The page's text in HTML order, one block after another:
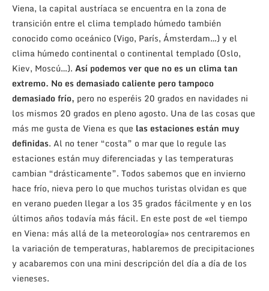
Viena, la capital austríaca se encuentra en la zona de
transición entre el clima templado húmedo también
conocido como oceánico (Vigo, París, Ámsterdam…) y el
clima húmedo continental o continental templado (Oslo,
Kiev, Moscú…). Así podemos ver que no es un clima tan
extremo. No es demasiado caliente pero tampoco
demasiado frío, pero no esperéis 20 grados en navidades ni
los mismos 20 grados en pleno agosto. Una de las cosas que
más me gusta de Viena es que las estaciones están muy
definidas. Al no tener “costa” o mar que lo regule las
estaciones están muy diferenciadas y las temperaturas
cambian “drásticamente”. Todos sabemos que en invierno
hace frío, nieva pero lo que muchos turistas olvidan es que
en verano pueden llegar a los 35 grados fácilmente y en los
últimos años todavía más fácil. En este post de «el tiempo
en Viena: más allá de la meteorología» nos centraremos en
la variación de temperaturas, hablaremos de precipitaciones
y acabaremos con una mini descripción del día a día de los
vieneses.